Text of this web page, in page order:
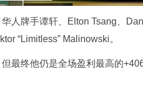
人牌手谭轩、Elton Tsang、
“Limitless” Malinowski。
最终他仍是全场盈利最高的